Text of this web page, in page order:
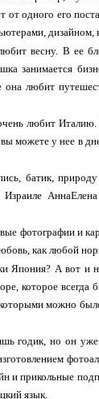
одного его
весну. В ее
занимается
любит
любит
можете у нее в
батик,
фотографии и
как любой
Япония? А вот и
которое
можно
годик, но он
и прикольные
язык.